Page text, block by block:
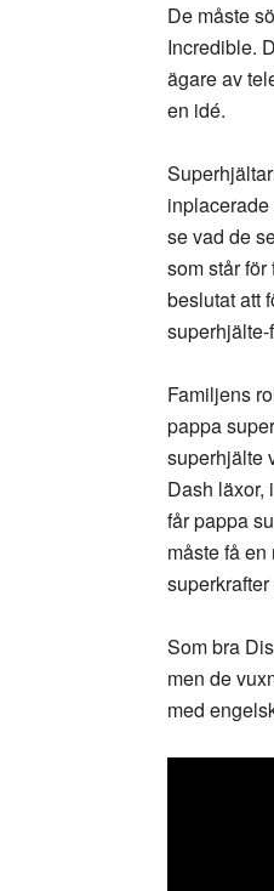
De måste
Incredible.
ägare av
en idé.
se vad de
som står
beslutat att
Familjens
pappa
superhjälte
Dash läxor,
får pappa
måste få
Som bra
men de
med